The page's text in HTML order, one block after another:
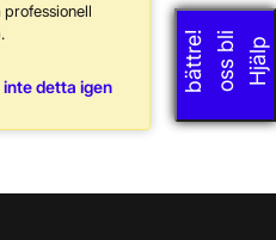
professionell
inte detta igen
H
j
ä
l
p
o
s
s
b
l
i b
ä
t
t
r
e
!